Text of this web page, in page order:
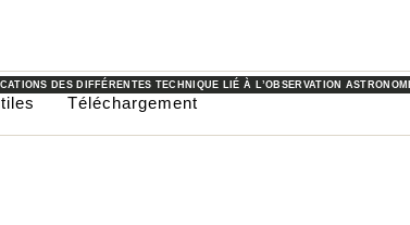
ACTIVITÉS PROPOSÉS PAR LES ASSOCIATIONS OU
ET OUTILS UTILISÉS POUR LES PRISES DE VUE ET
OBTENUES AU COURS DES SOIRÉES D’OBSERVATIONS.
DES DIFFÉRENTES TECHNIQUE LIÉ À L’OBSERVATION
Téléchargement